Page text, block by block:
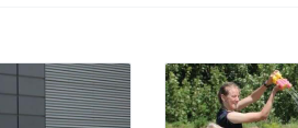
i Danmark frem for sydpå
Find 15